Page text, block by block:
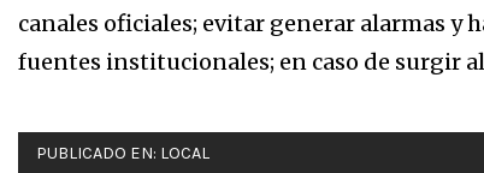
canales oficiales; evitar generar alarmas y
fuentes institucionales; en caso de surgir
PUBLICADO EN: LOCAL